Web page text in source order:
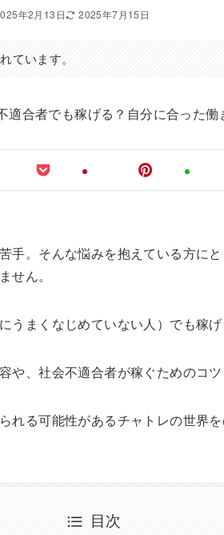
年2月13日 2025年7月15日
ています。
手。そんな悩みを抱えている方に
せん。
うまくなじめていない人）でも稼
や、社会不適合者が稼ぐためのコツ
れる可能性があるチャトレの世界を
目次